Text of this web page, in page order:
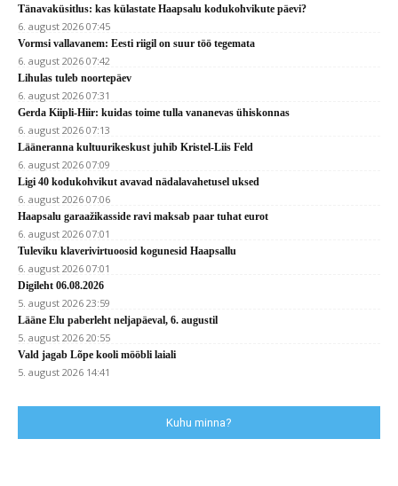
Tänavaküsitlus: kas külastate Haapsalu kodukohvikute päevi?
6. august 2026 07:45
Vormsi vallavanem: Eesti riigil on suur töö tegemata
6. august 2026 07:42
Lihulas tuleb noortepäev
6. august 2026 07:31
Gerda Kiipli-Hiir: kuidas toime tulla vananevas ühiskonnas
6. august 2026 07:13
Lääneranna kultuurikeskust juhib Kristel-Liis Feld
6. august 2026 07:09
Ligi 40 kodukohvikut avavad nädalavahetusel uksed
6. august 2026 07:06
Haapsalu garaažikasside ravi maksab paar tuhat eurot
6. august 2026 07:01
Tuleviku klaverivirtuoosid kogunesid Haapsallu
6. august 2026 07:01
Digileht 06.08.2026
5. august 2026 23:59
Lääne Elu paberleht neljapäeval, 6. augustil
5. august 2026 20:55
Vald jagab Lõpe kooli mööbli laiali
5. august 2026 14:41
Kuhu minna?